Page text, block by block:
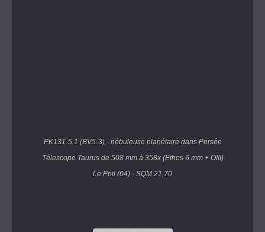
PK131-5.1 (BV5-3) - nébuleuse planétaire dans Persée
Télescope Taurus de 508 mm à 358x (Ethos 6 mm + OIII)
Le Poil (04) - SQM 21,70